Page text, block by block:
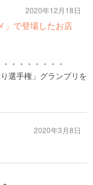
」で登場したお店
・・・・・・・
選手権」グランプリを
2020年12月18日
2020年3月8日